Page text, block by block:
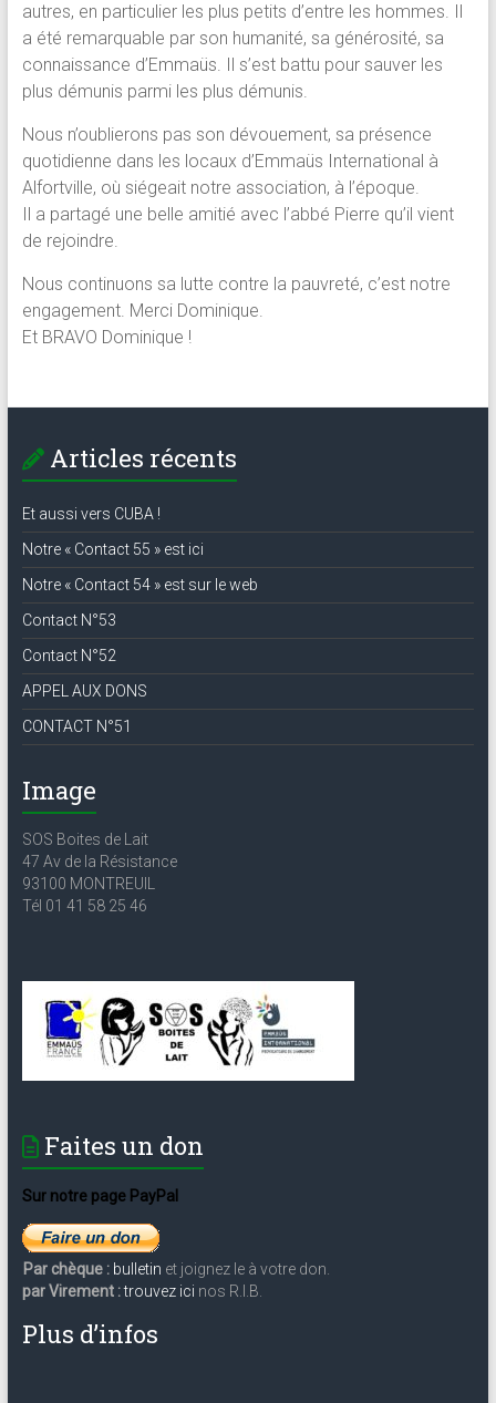
autres, en particulier les plus petits d’entre les hommes. Il
a été remarquable par son humanité, sa générosité, sa
connaissance d’Emmaüs. Il s’est battu pour sauver les
plus démunis parmi les plus démunis.
Nous n’oublierons pas son dévouement, sa présence
quotidienne dans les locaux d’Emmaüs International à
Alfortville, où siégeait notre association, à l’époque.
Il a partagé une belle amitié avec l’abbé Pierre qu’il vient
de rejoindre.
Nous continuons sa lutte contre la pauvreté, c’est notre
engagement. Merci Dominique.
Et BRAVO Dominique !
Articles récents
Et aussi vers CUBA !
Notre « Contact 55 » est ici
Notre « Contact 54 » est sur le web
Contact N°53
Contact N°52
APPEL AUX DONS
CONTACT N°51
Image
SOS Boites de Lait
47 Av de la Résistance
93100 MONTREUIL
Tél 01 41 58 25 46
Faites un don
Sur notre page PayPal
Par chèque : bulletin et joignez le à votre don.
par Virement :trouvez ici nos R.I.B.
Plus d’infos